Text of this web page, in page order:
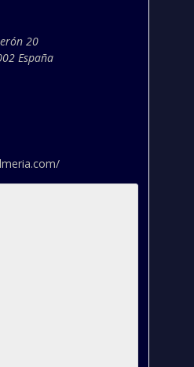
20
España